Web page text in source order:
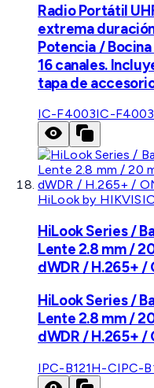
Radio Portátil
extrema
Potencia /
16 canales.
tapa de
IC-F4003IC-F4003
HiLook by
HiLook Series /
Lente 2.8 mm /
dWDR / H.265+ /
HiLook Series /
Lente 2.8 mm /
dWDR / H.265+ /
IPC-B121H-CIPC-